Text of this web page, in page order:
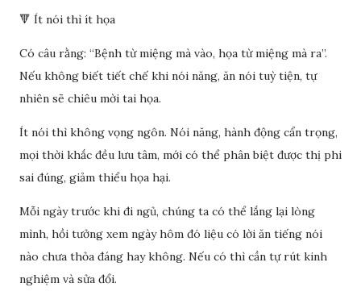
🔻 Ít nói thì ít họa
Có câu rằng: “Bệnh từ miệng mà vào, họa từ miệng mà ra”.
Nếu không biết tiết chế khi nói năng, ăn nói tuỳ tiện, tự
nhiên sẽ chiêu mời tai họa.
Ít nói thì không vọng ngôn. Nói năng, hành động cẩn trọng,
mọi thời khắc đều lưu tâm, mới có thể phân biệt được thị phi
sai đúng, giảm thiểu họa hại.
Mỗi ngày trước khi đi ngủ, chúng ta có thể lắng lại lòng
mình, hồi tưởng xem ngày hôm đó liệu có lời ăn tiếng nói
nào chưa thỏa đáng hay không. Nếu có thì cần tự rút kinh
nghiệm và sửa đổi.